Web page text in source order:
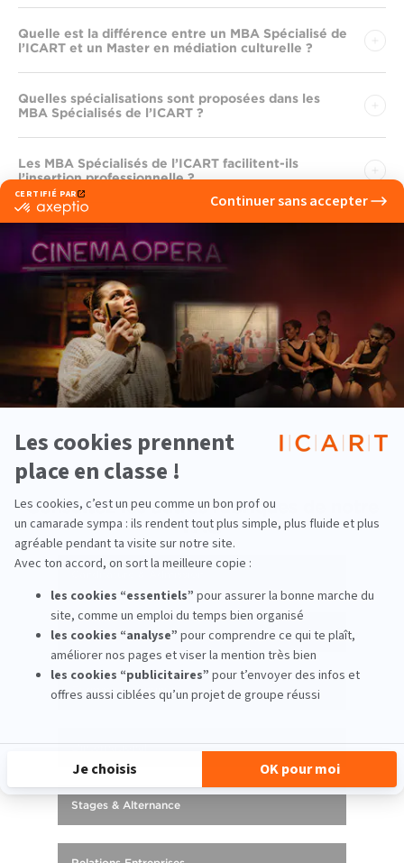
Quelle est la différence entre un MBA Spécialisé de
l’ICART et un Master en médiation culturelle ?
Quelles spécialisations sont proposées dans les
MBA Spécialisés de l’ICART ?
Les MBA Spécialisés de l’ICART facilitent-ils
l’insertion professionnelle ?
Spécialisé de l’ICART ?
Les MBA Spécialisés de l’ICART sont-ils ouverts aux
étudiants ayant validé un Bac+3 ?
Les MBA Spécialisés de l’ICART sont-ils ouverts aux
étudiants ayant validé un Bac+4 ?
Consultez les autres rubriques de notre
FAQ
Débouchés
Formation continue
L'international
Stages & Alternance